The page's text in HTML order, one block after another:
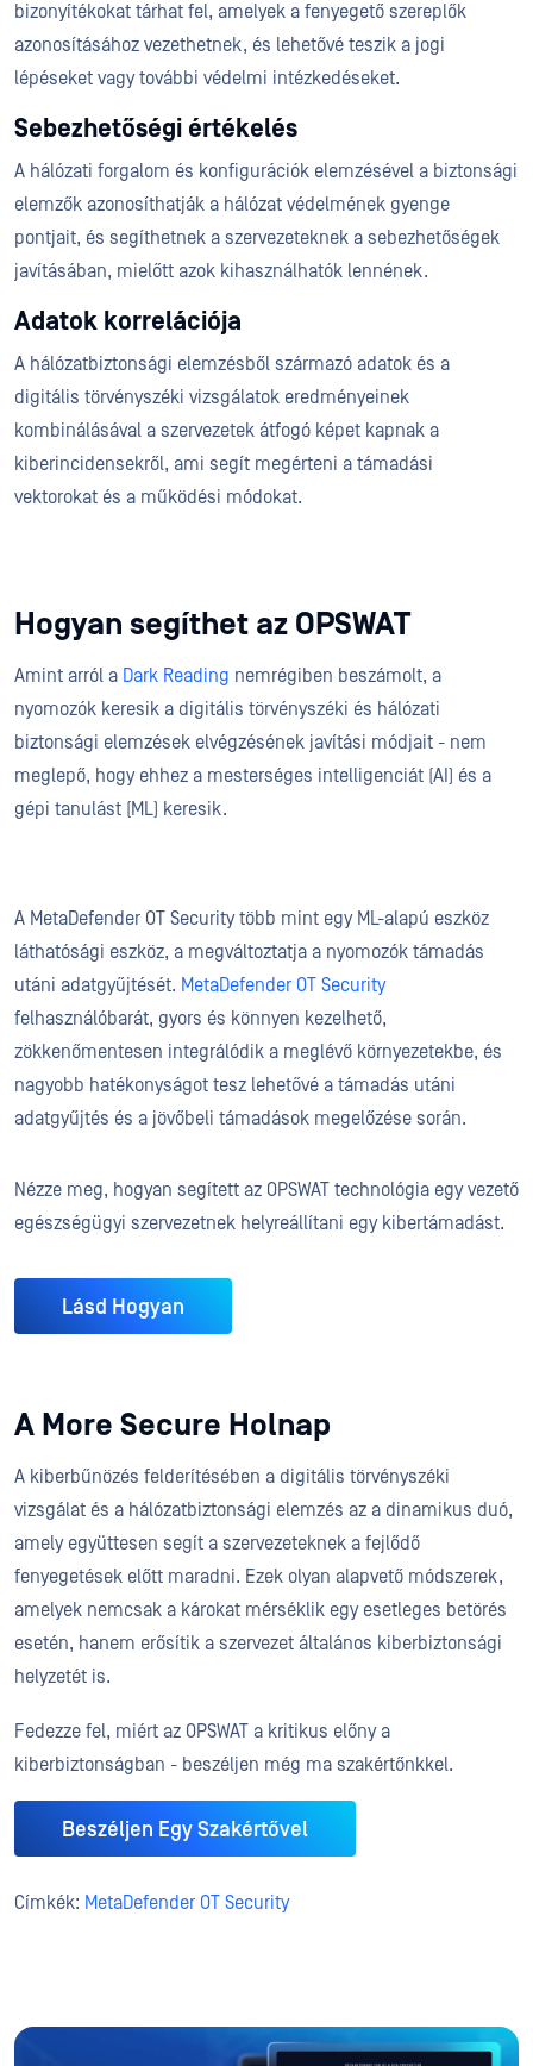
bizonyítékokat tárhat fel, amelyek a fenyegető szereplők
azonosításához vezethetnek, és lehetővé teszik a jogi
lépéseket vagy további védelmi intézkedéseket.
Sebezhetőségi értékelés
A hálózati forgalom és konfigurációk elemzésével a biztonsági
elemzők azonosíthatják a hálózat védelmének gyenge
pontjait, és segíthetnek a szervezeteknek a sebezhetőségek
javításában, mielőtt azok kihasználhatók lennének.
Adatok korrelációja
A hálózatbiztonsági elemzésből származó adatok és a
digitális törvényszéki vizsgálatok eredményeinek
kombinálásával a szervezetek átfogó képet kapnak a
kiberincidensekről, ami segít megérteni a támadási
vektorokat és a működési módokat.
Hogyan segíthet az OPSWAT
Amint arról a Dark Reading nemrégiben beszámolt, a
nyomozók keresik a digitális törvényszéki és hálózati
biztonsági elemzések elvégzésének javítási módjait - nem
meglepő, hogy ehhez a mesterséges intelligenciát (AI) és a
gépi tanulást (ML) keresik.
A MetaDefender OT Security több mint egy ML-alapú eszköz
láthatósági eszköz, a megváltoztatja a nyomozók támadás
utáni adatgyűjtését. MetaDefender OT Security
felhasználóbarát, gyors és könnyen kezelhető,
zökkenőmentesen integrálódik a meglévő környezetekbe, és
nagyobb hatékonyságot tesz lehetővé a támadás utáni
adatgyűjtés és a jövőbeli támadások megelőzése során.
Nézze meg, hogyan segített az OPSWAT technológia egy vezető
egészségügyi szervezetnek helyreállítani egy kibertámadást.
Lásd Hogyan
A More Secure Holnap
A kiberbűnözés felderítésében a digitális törvényszéki
vizsgálat és a hálózatbiztonsági elemzés az a dinamikus duó,
amely együttesen segít a szervezeteknek a fejlődő
fenyegetések előtt maradni. Ezek olyan alapvető módszerek,
amelyek nemcsak a károkat mérséklik egy esetleges betörés
esetén, hanem erősítik a szervezet általános kiberbiztonsági
helyzetét is.
Fedezze fel, miért az OPSWAT a kritikus előny a
kiberbiztonságban - beszéljen még ma szakértőnkkel.
Beszéljen Egy Szakértővel
Címkék: MetaDefender OT Security